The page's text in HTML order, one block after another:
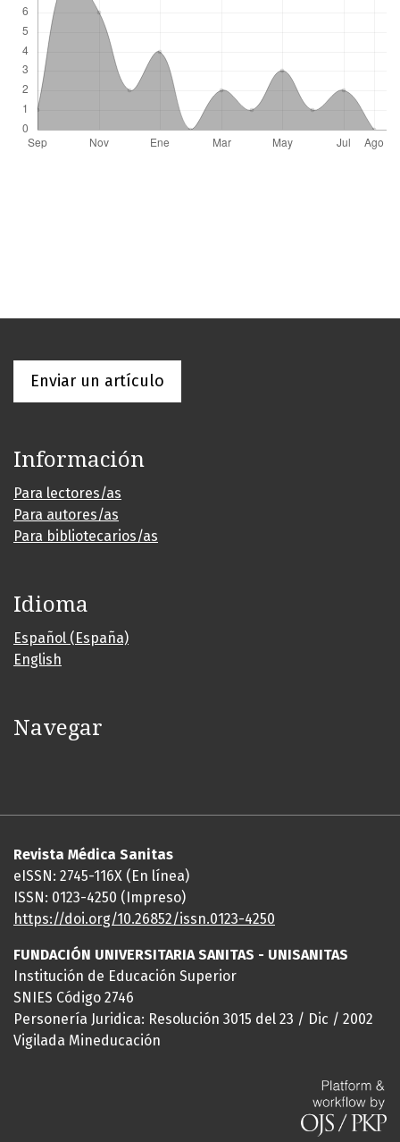
Enviar un artículo
Información
Para lectores/as
Para autores/as
Para bibliotecarios/as
Idioma
Español (España)
English
Navegar
Revista Médica Sanitas
eISSN: 2745-116X (En línea)
ISSN: 0123-4250 (Impreso)
https://doi.org/10.26852/issn.0123-4250
FUNDACIÓN UNIVERSITARIA SANITAS - UNISANITAS
Institución de Educación Superior
SNIES Código 2746
Personería Juridica: Resolución 3015 del 23 / Dic / 2002
Vigilada Mineducación